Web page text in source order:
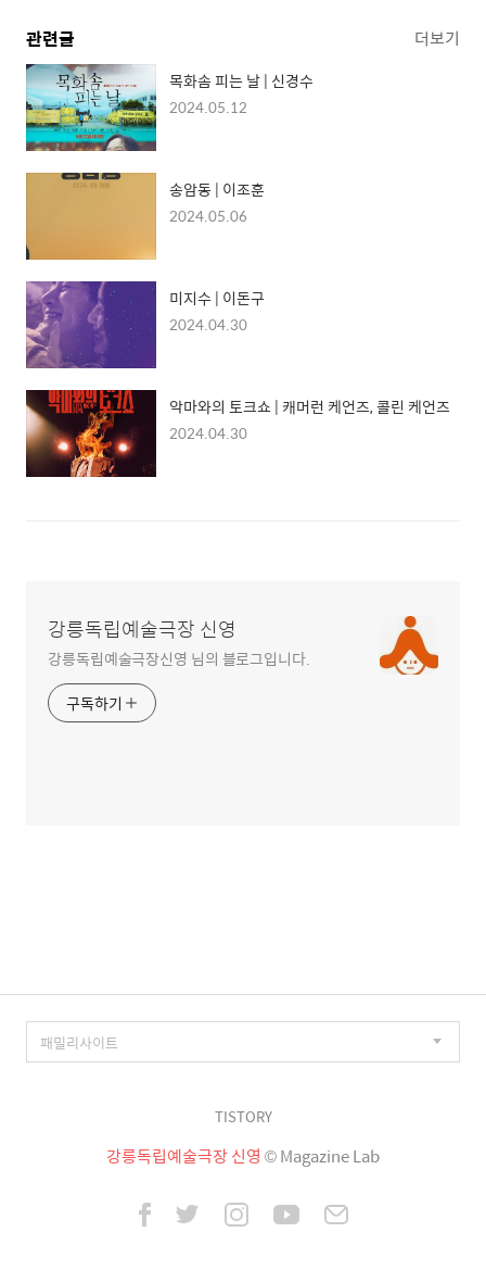
관련글 더보기
목화솜 피는 날 | 신경수
2024.05.12
송암동 | 이조훈
2024.05.06
미지수 | 이돈구
2024.04.30
악마와의 토크쇼 | 캐머런 케언즈, 콜린 케언즈
2024.04.30
강릉독립예술극장 신영
강릉독립예술극장신영 님의 블로그입니다.
구독하기
TISTORY
강릉독립예술극장 신영 © Magazine Lab